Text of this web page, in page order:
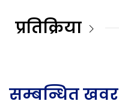
प्रतिक्रिया
सम्बन्धित खवर